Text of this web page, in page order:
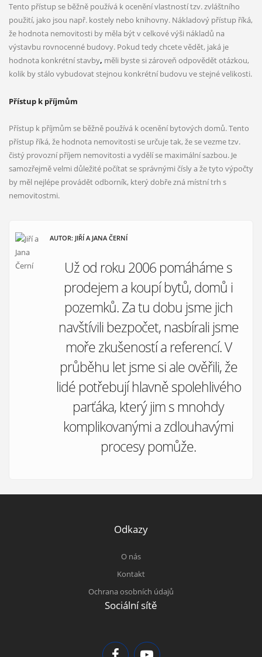
Tento přístup se běžně používá k ocenění vlastností tzv. zvláštního
použití, jako jsou např. kostely nebo knihovny. Nákladový přístup říká,
že hodnota nemovitosti by měla být v celkové výši nákladů na
výstavbu rovnocenné budovy. Pokud tedy chcete vědět, jaká je
hodnota konkrétní stavby, měli byste si zároveň odpovědět otázkou,
kolik by stálo vybudovat stejnou konkrétní budovu ve stejné velikosti.
Přístup k příjmům
Přístup k příjmům se běžně používá k ocenění bytových domů. Tento
přístup říká, že hodnota nemovitosti se určuje tak, že se vezme tzv.
čistý provozní příjem nemovitosti a vydělí se maximální sazbou. Je
samozřejmě velmi důležité počítat se správnými čísly a že tyto výpočty
by měl nejlépe provádět odborník, který dobře zná místní trh s
nemovitostmi.
AUTOR: JIŘÍ A JANA ČERNÍ
Už od roku 2006 pomáháme s
prodejem a koupí bytů, domů i
pozemků. Za tu dobu jsme jich
navštívili bezpočet, nasbírali jsme
moře zkušeností a referencí. V
průběhu let jsme si ale ověřili, že
lidé potřebují hlavně spolehlivého
parťáka, který jim s mnohdy
komplikovanými a zdlouhavými
procesy pomůže.
Odkazy
O nás
Kontakt
Ochrana osobních údajů
Sociální sítě